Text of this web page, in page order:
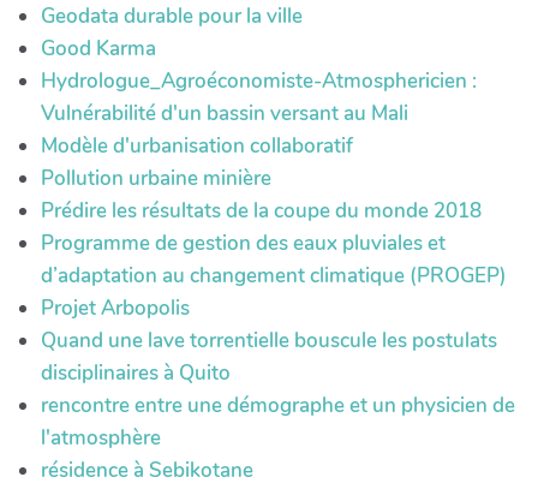
Geodata durable pour la ville
Good Karma
Hydrologue_Agroéconomiste-Atmosphericien :
Vulnérabilité d'un bassin versant au Mali
Modèle d'urbanisation collaboratif
Pollution urbaine minière
Prédire les résultats de la coupe du monde 2018
Programme de gestion des eaux pluviales et
d’adaptation au changement climatique (PROGEP)
Projet Arbopolis
Quand une lave torrentielle bouscule les postulats
disciplinaires à Quito
rencontre entre une démographe et un physicien de
l'atmosphère
résidence à Sebikotane